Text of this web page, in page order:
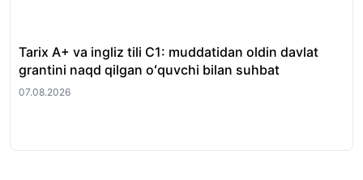
Tarix A+ va ingliz tili C1: muddatidan oldin davlat
grantini naqd qilgan oʻquvchi bilan suhbat
07.08.2026